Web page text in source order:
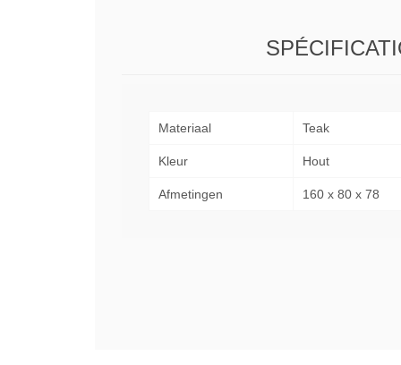
Materiaal Teak
Kleur Hout
Afmetingen 160 x 80 x 78